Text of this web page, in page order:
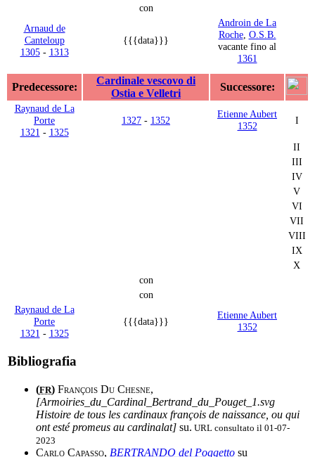
con
Arnaud de
Canteloup
1305- 1313
{{{data}}}
Androin de La
Roche, O.S.B.
vacante fino al
1361
Predecessore:
Cardinale vescovo di
Ostia e Velletri
Successore:
Raynaud de La
Porte
1321 - 1325
1327 - 1352
Etienne Aubert
1352
I
II
III
IV
V
VI
VII
VIII
IX
X
con
con
Raynaud de La
Porte
1321 - 1325
{{{data}}}
Etienne Aubert
1352
Bibliografia
(FR) François Du Chesne,
[Armoiries_du_Cardinal_Bertrand_du_Pouget_1.svg
Histoire de tous les cardinaux françois de naissance, ou qui
ont esté promeus au cardinalat] su. URL consultato il 01-07-
2023
Carlo Capasso, BERTRANDO del Poggetto su